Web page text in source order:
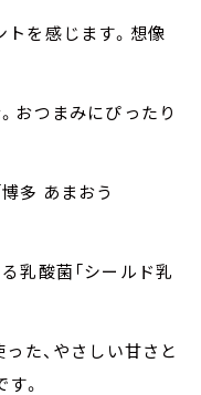
を感じます。想像
おつまみにぴったり
多 あまおう
乳酸菌「シールド乳
た、やさしい甘さと
。